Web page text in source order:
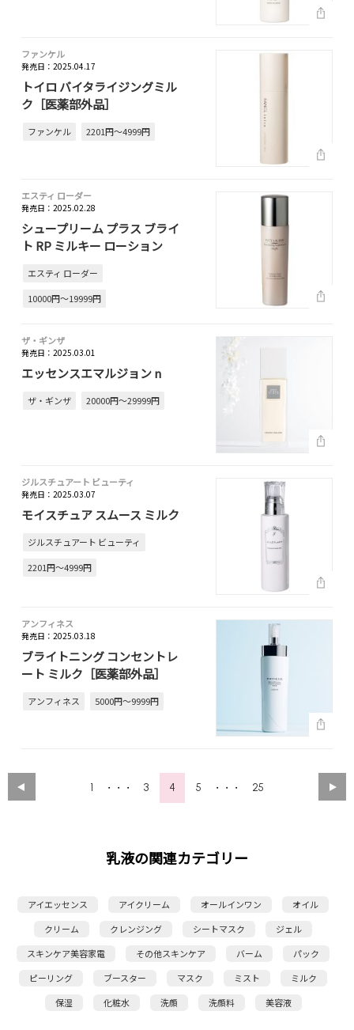
ファンケル
発売日：2025.04.17
トイロ バイタライジングミル
ク［医薬部外品］
ファンケル 2201円～4999円
エスティ ローダー
発売日：2025.02.28
シュープリーム プラス ブライ
ト RP ミルキー ローション
エスティ ローダー
10000円～19999円
ザ・ギンザ
発売日：2025.03.01
エッセンスエマルジョン n
ザ・ギンザ 20000円～29999円
ジルスチュアート ビューティ
発売日：2025.03.07
モイスチュア スムース ミルク
ジルスチュアート ビューティ
2201円～4999円
アンフィネス
発売日：2025.03.18
ブライトニング コンセントレ
ート ミルク［医薬部外品］
アンフィネス 5000円～9999円
1 ・・・ 3 4 5 ・・・ 25
乳液の関連カテゴリー
アイエッセンス アイクリーム オールインワン
オイル
クリーム
クレンジング シートマスク
ジェル
スキンケア美容家電
その他スキンケア バーム
パック
ピーリング
ブースター マスク ミスト
ミルク
保湿
化粧水 洗顔 洗顔料 美容液